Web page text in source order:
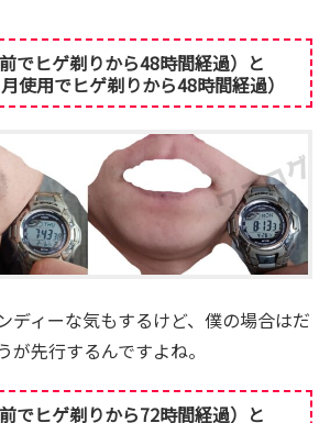
でヒゲ剃りから48時間経過）と
使用でヒゲ剃りから48時間経過）
ディーな気もするけど、僕の場合はだ
が先行するんですよね。
でヒゲ剃りから72時間経過）と